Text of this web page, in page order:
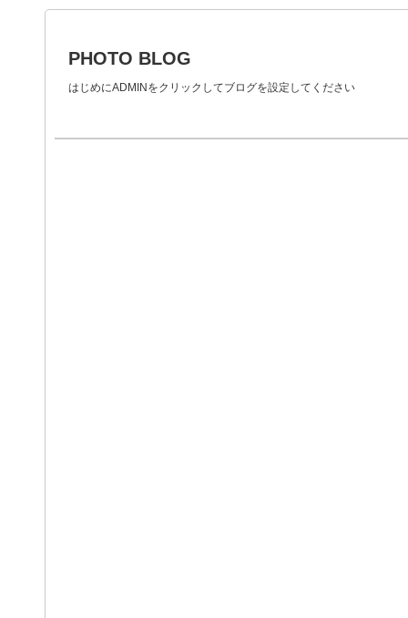
PHOTO BLOG
はじめにADMINをクリックしてブログを設定してください